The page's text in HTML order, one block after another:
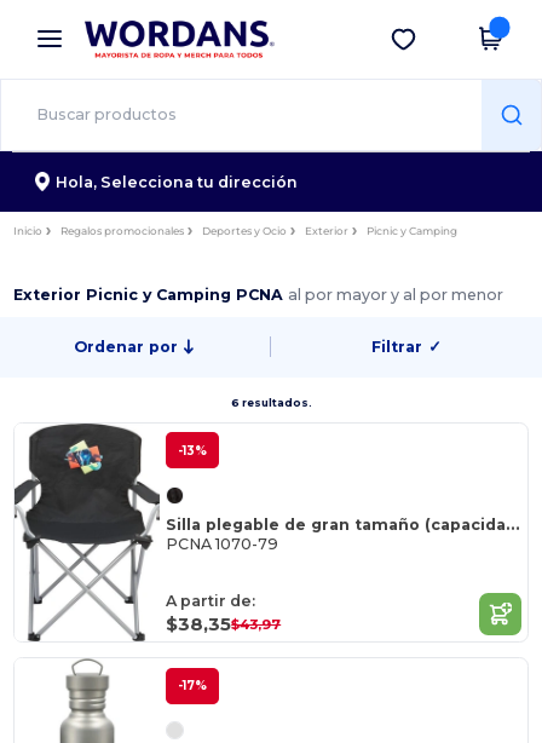
× App de Wordans
¡Mejores precios en app!
Descargar app
Hola, Selecciona tu dirección
Inicio Regalos promocionales Deportes y Ocio Exterior Picnic y Camping
Exterior Picnic y Camping PCNA al por mayor y al por menor
Ordenar por Filtrar ✓
6 resultados.
-13%
Silla plegable de gran tamaño (capacidad para 500 lb)
PCNA 1070-79
A partir de:
$38,35$43,97
-17%